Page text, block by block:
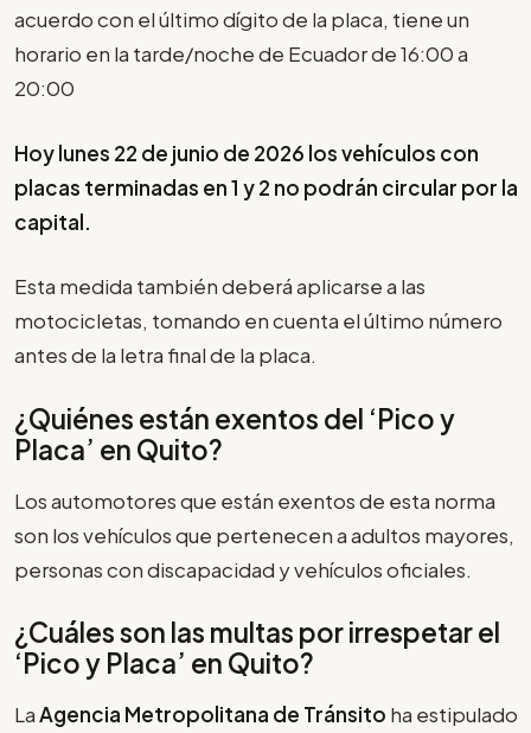
acuerdo con el último dígito de la placa, tiene un
horario en la tarde/noche de Ecuador de 16:00 a
20:00
Hoy lunes 22 de junio de 2026 los vehículos con
placas terminadas en 1 y 2 no podrán circular por la
capital.
Esta medida también deberá aplicarse a las
motocicletas, tomando en cuenta el último número
antes de la letra final de la placa.
¿Quiénes están exentos del ‘Pico y
Placa’ en Quito?
Los automotores que están exentos de esta norma
son los vehículos que pertenecen a adultos mayores,
personas con discapacidad y vehículos oficiales.
¿Cuáles son las multas por irrespetar el
‘Pico y Placa’ en Quito?
LaAgencia Metropolitana de Tránsito ha estipulado